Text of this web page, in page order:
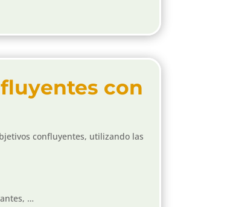
con
confluyentes, utilizando las
…